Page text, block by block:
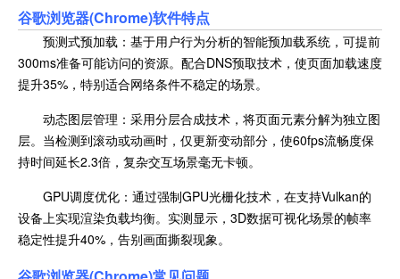
谷歌浏览器(Chrome)软件特点
预测式预加载：基于用户行为分析的智能预加载系统，可提前
300ms准备可能访问的资源。配合DNS预取技术，使页面加载速度
提升35%，特别适合网络条件不稳定的场景。
动态图层管理：采用分层合成技术，将页面元素分解为独立图
层。当检测到滚动或动画时，仅更新变动部分，使60fps流畅度保
持时间延长2.3倍，复杂交互场景毫无卡顿。
GPU调度优化：通过强制GPU光栅化技术，在支持Vulkan的
设备上实现渲染负载均衡。实测显示，3D数据可视化场景的帧率
稳定性提升40%，告别画面撕裂现象。